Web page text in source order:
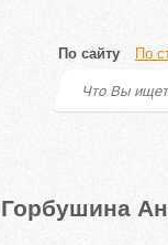
По сайту По
Горбушина